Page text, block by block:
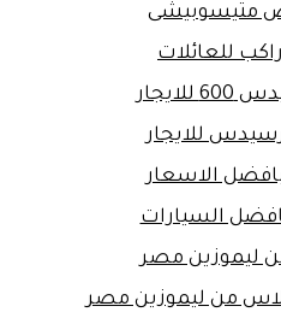
متيسوبيشى
للايجار
الاسعار
السيارات
ليموزين مصر
من ليموزين مصر